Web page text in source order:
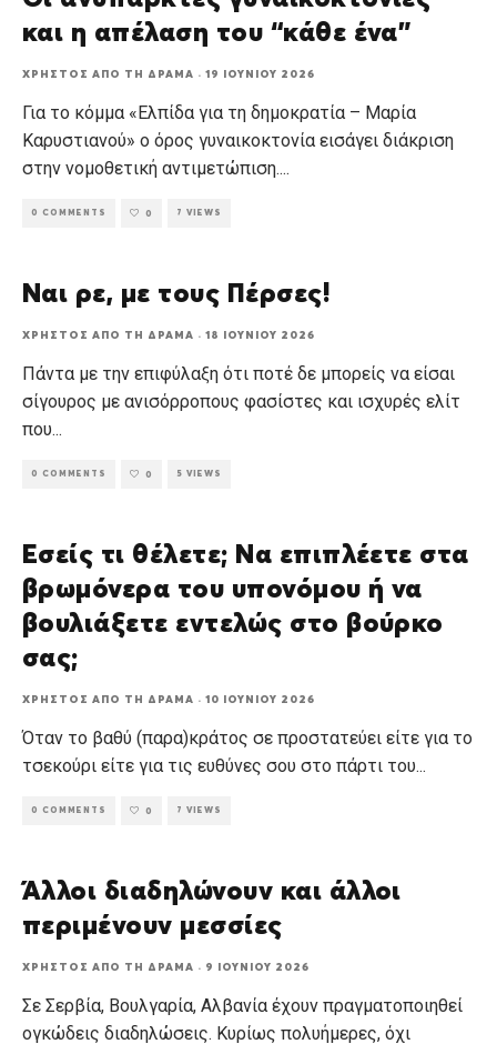
και η απέλαση του “κάθε ένα”
ΧΡΉΣΤΟΣ ΑΠΌ ΤΗ ΔΡΆΜΑ · 19 ΙΟΥΝΊΟΥ 2026
Για το κόμμα «Ελπίδα για τη δημοκρατία – Μαρία
Καρυστιανού» ο όρος γυναικοκτονία εισάγει διάκριση
στην νομοθετική αντιμετώπιση....
0 COMMENTS 0 7 VIEWS
Ναι ρε, με τους Πέρσες!
ΧΡΉΣΤΟΣ ΑΠΌ ΤΗ ΔΡΆΜΑ · 18 ΙΟΥΝΊΟΥ 2026
Πάντα με την επιφύλαξη ότι ποτέ δε μπορείς να είσαι
σίγουρος με ανισόρροπους φασίστες και ισχυρές ελίτ
που...
0 COMMENTS 0 5 VIEWS
Εσείς τι θέλετε; Να επιπλέετε στα
βρωμόνερα του υπονόμου ή να
βουλιάξετε εντελώς στο βούρκο
σας;
ΧΡΉΣΤΟΣ ΑΠΌ ΤΗ ΔΡΆΜΑ · 10 ΙΟΥΝΊΟΥ 2026
Όταν το βαθύ (παρα)κράτος σε προστατεύει είτε για το
τσεκούρι είτε για τις ευθύνες σου στο πάρτι του...
0 COMMENTS 0 7 VIEWS
Άλλοι διαδηλώνουν και άλλοι
περιμένουν μεσσίες
ΧΡΉΣΤΟΣ ΑΠΌ ΤΗ ΔΡΆΜΑ · 9 ΙΟΥΝΊΟΥ 2026
Σε Σερβία, Βουλγαρία, Αλβανία έχουν πραγματοποιηθεί
ογκώδεις διαδηλώσεις. Κυρίως πολυήμερες, όχι